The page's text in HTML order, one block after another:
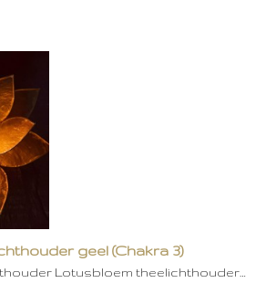
geel (Chakra 3)
Lotusbloem theelichthouder…